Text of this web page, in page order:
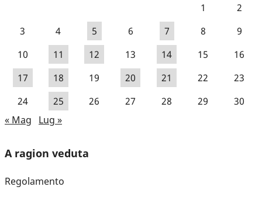
1
2
3
4 5 6 7 8
9
10
11 12 13 14 15
16
17
18 19 20 21 22
23
24
25 26 27 28 29
30
« Mag
Lug »
A ragion veduta
Regolamento